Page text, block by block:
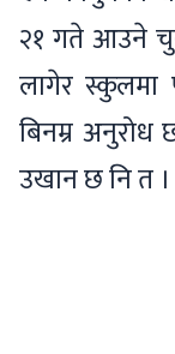
२१ गते आउने
लागेर स्कुलमा
बिनम्र अनुरोध
उखान छ नि त ।